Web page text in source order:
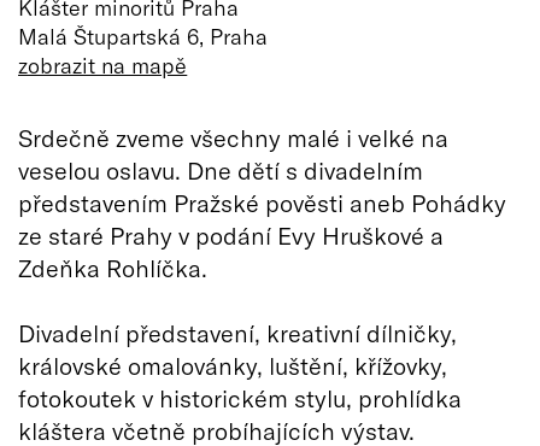
Klášter minoritů Praha
Malá Štupartská 6, Praha
zobrazit na mapě
Srdečně zveme všechny malé i velké na
veselou oslavu. Dne dětí s divadelním
představením Pražské pověsti aneb Pohádky
ze staré Prahy v podání Evy Hruškové a
Zdeňka Rohlíčka.
Divadelní představení, kreativní dílničky,
královské omalovánky, luštění, křížovky,
fotokoutek v historickém stylu, prohlídka
kláštera včetně probíhajících výstav.